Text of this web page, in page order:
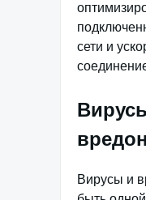
сети и
Вирусы и